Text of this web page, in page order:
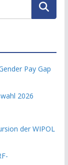
Pay Gap
2026
der WIPOL